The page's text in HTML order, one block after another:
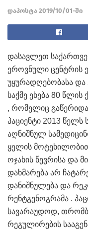
დაპოსტა 2019/10/01-ში
დასავლეთ
ეროვნული ცენტრის
უყურადღებობასა
საქმე ეხება 80
, რომელიც
პაციენტი 2013
აღნიშნულ
ყელის მოტეხილობით
ოჯახის წევრისა და
დახმარება არ
დანიშნულება და
რენტგენოგრამა .
სავარაუდოდ,
რეგულირების